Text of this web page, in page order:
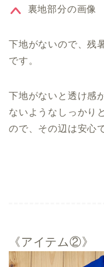
裏地部分の画像
下地がないので、残
です。
下地がないと透け感
ないようなしっかり
ので、その辺は安心
《アイテム②》